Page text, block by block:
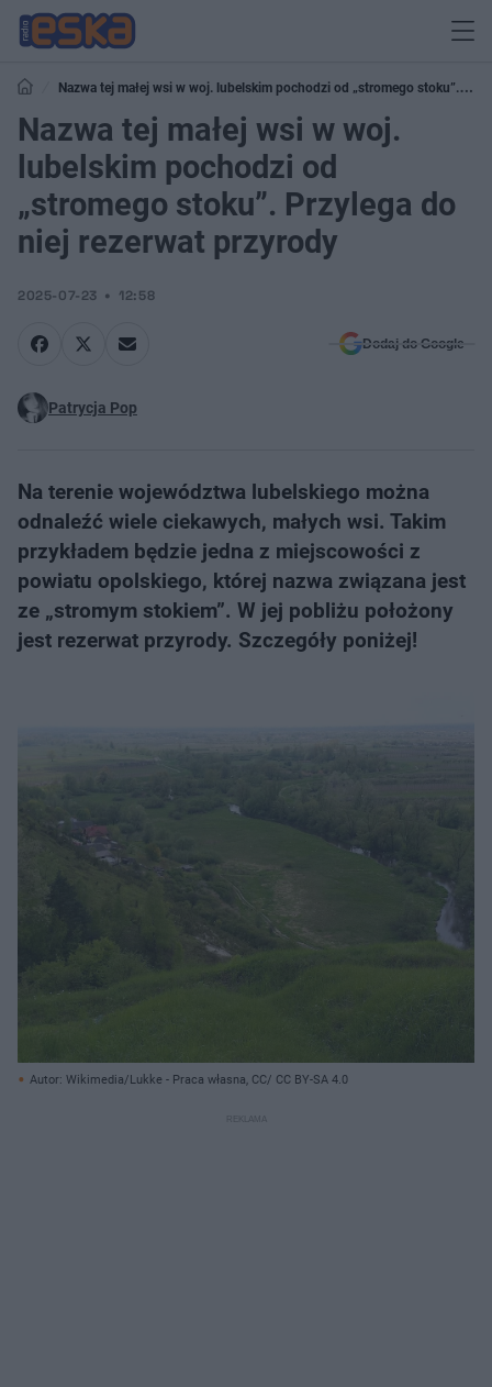
Nazwa tej małej wsi w woj. lubelskim pochodzi od „stromego stoku”.
Przylega do niej rezerwat przyrody
Nazwa tej małej wsi w woj.
lubelskim pochodzi od
„stromego stoku”. Przylega do
niej rezerwat przyrody
2025-07-23 12:58
Dodaj do Google
Patrycja Pop
Na terenie województwa lubelskiego można
odnaleźć wiele ciekawych, małych wsi. Takim
przykładem będzie jedna z miejscowości z
powiatu opolskiego, której nazwa związana jest
ze „stromym stokiem”. W jej pobliżu położony
jest rezerwat przyrody. Szczegóły poniżej!
Autor: Wikimedia/Lukke - Praca własna, CC/ CC BY-SA 4.0